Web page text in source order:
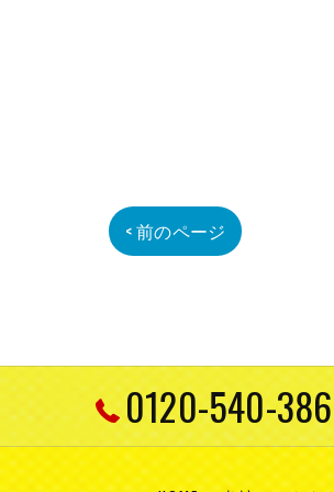
< 前のページ
0120-540-386